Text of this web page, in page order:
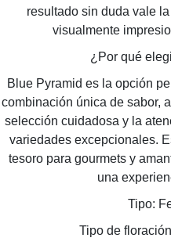
resultado sin duda vale
visualmente
¿Por qué
Blue Pyramid es la opción
combinación única de sabor,
selección cuidadosa y la
variedades excepcionales.
tesoro para gourmets y
una
Tipo:
Tipo de